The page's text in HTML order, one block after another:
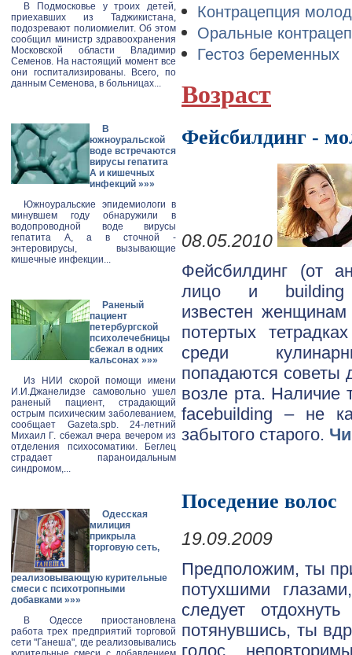
В Подмосковье у троих детей,
приехавших из Таджикистана,
подозревают полиомиелит. Об этом
сообщил министр здравоохранения
Московской области Владимир
Семенов. На настоящий момент все
они госпитализированы. Всего, по
данным Семенова, в больницах...
В
южноуральской
воде встречаются
вирусы гепатита
А и кишечных
инфекций »»»
Южноуральские эпидемиологи в
минувшем году обнаружили в
водопроводной воде вирусы
гепатита А, а в сточной -
энтеровирусы, вызывающие
кишечные инфекции...
Раненый
пациент
петербургской
психолечебницы
сбежал в одних
кальсонах »»»
Из НИИ скорой помощи имени
И.И.Джанелидзе самовольно ушел
раненый пациент, страдающий
острым психическим заболеванием,
сообщает Gazeta.spb. 24-летний
Михаил Г. сбежал вчера вечером из
отделения психосоматики. Беглец
страдает параноидальным
синдромом,...
Одесская
милиция
прикрыла
торговую сеть,
реализовывающую курительные
смеси с психотропными
добавками »»»
В Одессе приостановлена
работа трех предприятий торговой
сети "Ганеша", где реализовывались
Контрацепция
Оральные
Гестоз беременных
Возраст
Фейсбилдинг -
08.05.2010
Фейсбилдинг (от
лицо и building
известен
потертых
среди
попадаются советы
возле рта. Наличие
facebuilding – не
забытого старого.
Поседение волос
19.09.2009
Предположим, ты
потухшими
следует
потянувшись, ты
голос,